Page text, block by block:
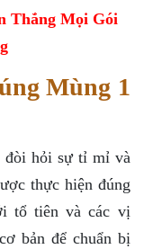
Thắng Mọi Gói
Mùng 1
đòi hỏi sự tỉ mỉ và
thực hiện đúng
tổ tiên và các vị
bản để chuẩn bị